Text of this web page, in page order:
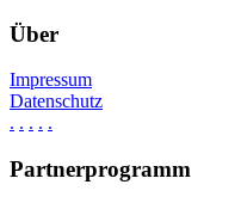
Über
Impressum
Datenschutz
. . . . .
Partnerprogramm